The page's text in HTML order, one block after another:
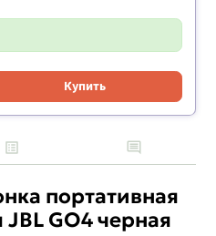
Купить
портативная
GO4 черная